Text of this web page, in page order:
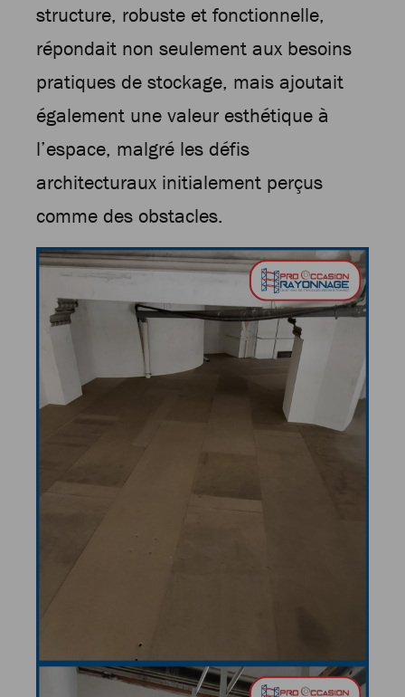
structure, robuste et fonctionnelle,
répondait non seulement aux besoins
pratiques de stockage, mais ajoutait
également une valeur esthétique à
l’espace, malgré les défis
architecturaux initialement perçus
comme des obstacles.